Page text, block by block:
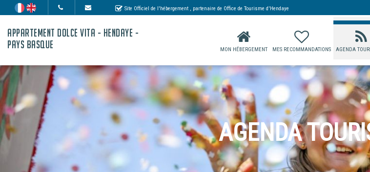
Site Officiel de l'hébergement , partenaire de Office de Tourisme d'Hendaye
APPARTEMENT DOLCE VITA - HENDAYE -
PAYS BASQUE
MON HÉBERGEMENT MES RECOMMANDATIONS AGENDA
AGENDA